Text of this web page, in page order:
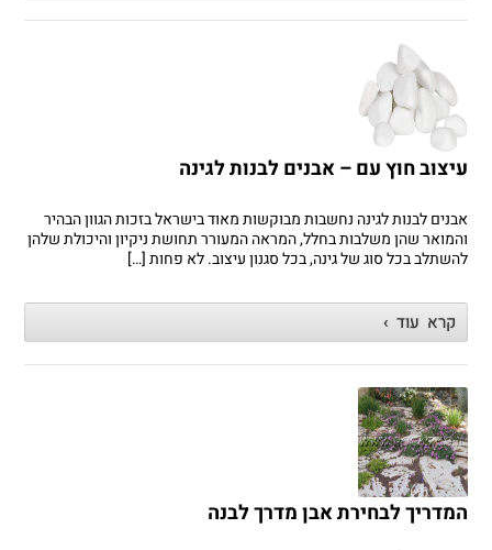
עיצוב חוץ עם – אבנים לבנות לגינה
אבנים לבנות לגינה נחשבות מבוקשות מאוד בישראל בזכות הגוון הבהיר
והמואר שהן משלבות בחלל, המראה המעורר תחושת ניקיון והיכולת שלהן
להשתלב בכל סוג של גינה, בכל סגנון עיצוב. לא פחות […]
קרא עוד ›
המדריך לבחירת אבן מדרך לבנה